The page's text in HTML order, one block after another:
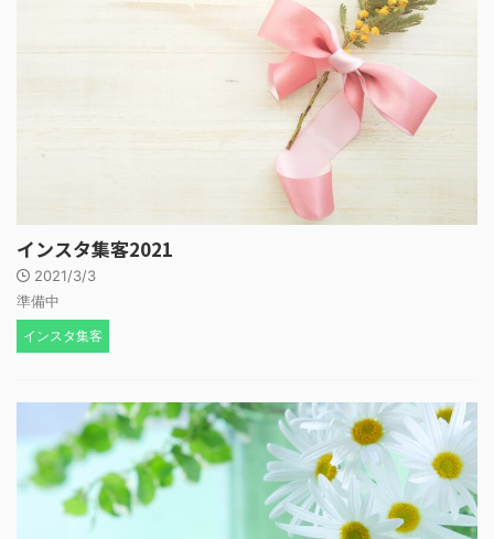
インスタ集客2021
2021/3/3
準備中
インスタ集客